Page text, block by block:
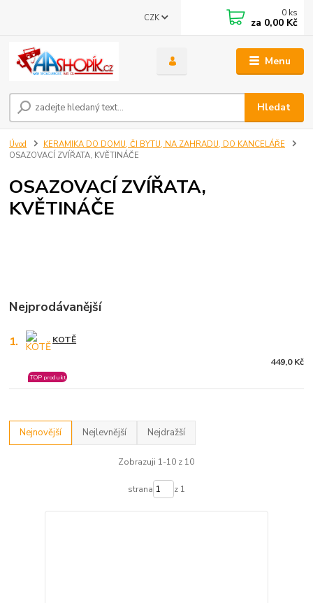
Menu
CZK
Hledat
0 ks
za 0,00 Kč
Úvod
KERAMIKA DO DOMU, ČI BYTU, NA ZAHRADU, DO KANCELÁŘE
OSAZOVACÍ ZVÍŘATA, KVĚTINÁČE
OSAZOVACÍ ZVÍŘATA,
KVĚTINÁČE
Nejprodávanější
1. KOTĚ
TOP produkt
449,0 Kč
Nejnovější Nejlevnější Nejdražší
Zobrazuji 1-10 z 10
strana z 1